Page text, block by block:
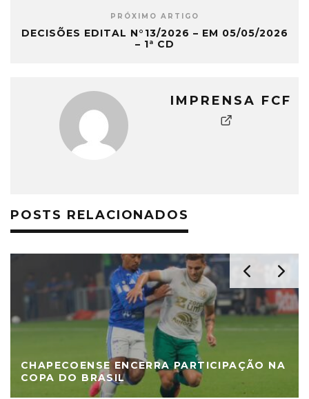
PRÓXIMO ARTIGO
DECISÕES EDITAL N°13/2026 – EM 05/05/2026
– 1ª CD
IMPRENSA FCF
POSTS RELACIONADOS
CHAPECOENSE ENCERRA PARTICIPAÇÃO NA
COPA DO BRASIL